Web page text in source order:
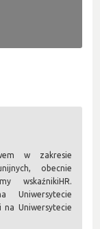
w zakresie
obecnie
wskaźnikiHR.
Uniwersytecie
Uniwersytecie